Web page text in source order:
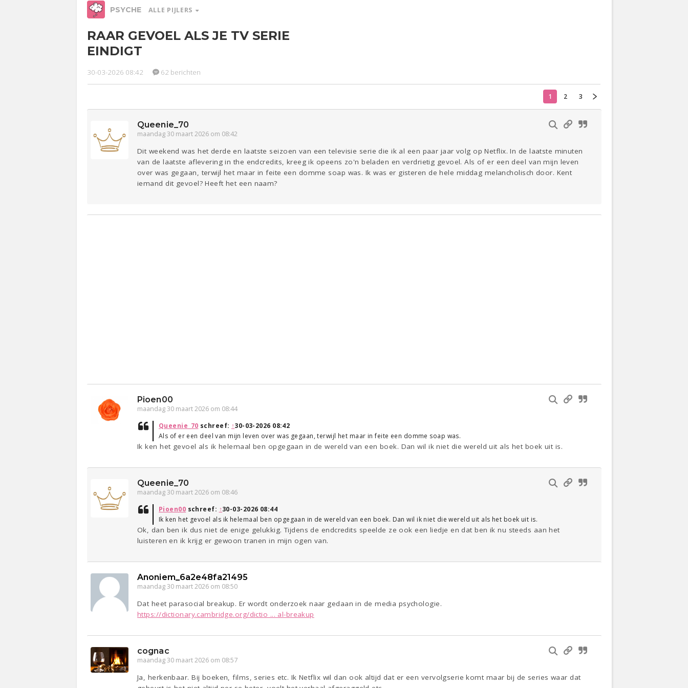
PSYCHE ALLE PIJLERS
RAAR GEVOEL ALS JE TV SERIE
EINDIGT
30-03-2026 08:42 62 berichten
1 2 3
Queenie_70
maandag 30 maart 2026 om 08:42
Dit weekend was het derde en laatste seizoen van een televisie serie die ik al een paar jaar volg op Netflix. In de laatste minuten
van de laatste aflevering in the endcredits, kreeg ik opeens zo'n beladen en verdrietig gevoel. Als of er een deel van mijn leven
over was gegaan, terwijl het maar in feite een domme soap was. Ik was er gisteren de hele middag melancholisch door. Kent
iemand dit gevoel? Heeft het een naam?
Pioen00
maandag 30 maart 2026 om 08:44
Queenie_70 schreef: ↑30-03-2026 08:42
Als of er een deel van mijn leven over was gegaan, terwijl het maar in feite een domme soap was.
Ik ken het gevoel als ik helemaal ben opgegaan in de wereld van een boek. Dan wil ik niet die wereld uit als het boek uit is.
Queenie_70
maandag 30 maart 2026 om 08:46
Pioen00 schreef: ↑30-03-2026 08:44
Ik ken het gevoel als ik helemaal ben opgegaan in de wereld van een boek. Dan wil ik niet die wereld uit als het boek uit is.
Ok, dan ben ik dus niet de enige gelukkig. Tijdens de endcredits speelde ze ook een liedje en dat ben ik nu steeds aan het
luisteren en ik krijg er gewoon tranen in mijn ogen van.
Anoniem_6a2e48fa21495
maandag 30 maart 2026 om 08:50
Dat heet parasocial breakup. Er wordt onderzoek naar gedaan in de media psychologie.
https://dictionary.cambridge.org/dictio ... al-breakup
cognac
maandag 30 maart 2026 om 08:57
Ja, herkenbaar. Bij boeken, films, series etc. Ik Netflix wil dan ook altijd dat er een vervolgserie komt maar bij de series waar dat